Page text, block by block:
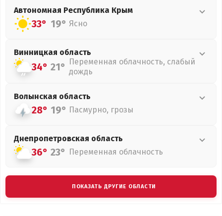
Автономная Республика Крым
33° 19° Ясно
Винницкая область
34° 21° Переменная облачность, слабый
дождь
Волынская область
28° 19° Пасмурно, грозы
Днепропетровская область
36° 23° Переменная облачность
ПОКАЗАТЬ ДРУГИЕ ОБЛАСТИ